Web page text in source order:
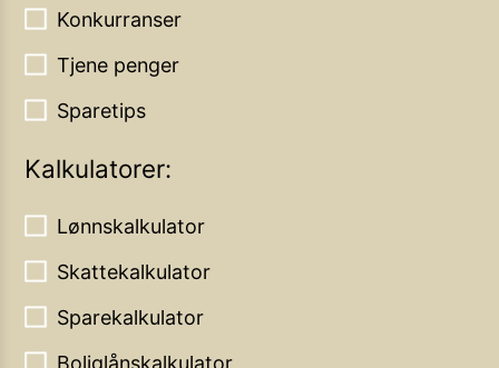
Konkurranser
Tjene penger
Sparetips
Kalkulatorer:
Lønnskalkulator
Skattekalkulator
Sparekalkulator
Boliglånskalkulator